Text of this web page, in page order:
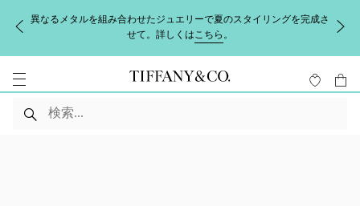
異なるメタルを組み合わせたジュエリーで夏のスタイリングを完成さ
せて。詳しくはこちら 。